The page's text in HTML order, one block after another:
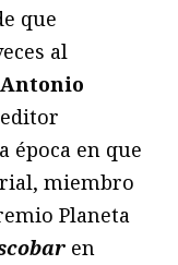
que
al
Antonio
época en que
miembro
Planeta
en